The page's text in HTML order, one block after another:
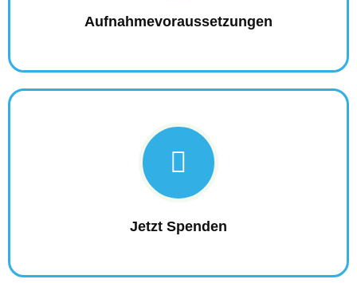
Aufnahmevoraussetzungen
Jetzt Spenden